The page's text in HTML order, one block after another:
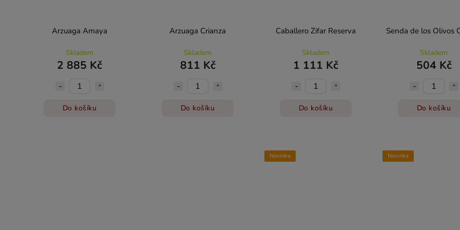
Arzuaga Amaya
Skladem
2 885 Kč
Do košíku
Arzuaga Crianza
Skladem
811 Kč
Do košíku
Caballero Zifar Reserva
Skladem
1 111 Kč
Do košíku
Senda de los Olivos
Skladem
504 Kč
Do košíku
Novinka Novinka